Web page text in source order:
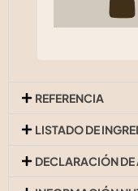
REFERENCIA
LISTADO DE
DECLARACIÓN DE